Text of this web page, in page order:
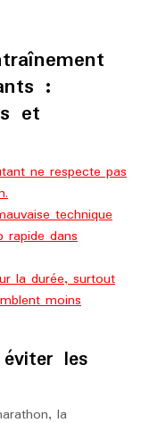
:
et
ne respecte pas
technique
rapide dans
la durée, surtout
moins
les
la